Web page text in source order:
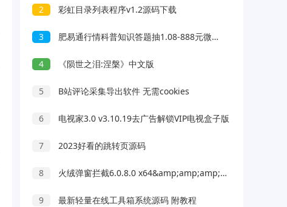
2 彩虹目录列表程序v1.2源码下载
3 肥易通行情科普知识答题抽1.08-888元微信红包 亲测中1.08元
4 《陨世之泪:涅槃》中文版
5 B站评论采集导出软件 无需cookies
6 电视家3.0 v3.10.19去广告解锁VIP电视盒子版
7 2023好看的跳转页源码
8 火绒弹窗拦截6.0.8.0 x64&amp;amp;amp;86绿色独立版
9 最新轻量在线工具箱系统源码 附教程